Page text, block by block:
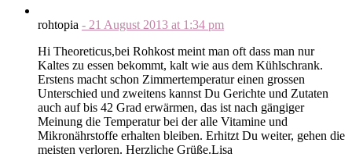
rohtopia - 21 August 2013 at 1:34 pm
Hi Theoreticus,bei Rohkost meint man oft dass man nur
Kaltes zu essen bekommt, kalt wie aus dem Kühlschrank.
Erstens macht schon Zimmertemperatur einen grossen
Unterschied und zweitens kannst Du Gerichte und Zutaten
auch auf bis 42 Grad erwärmen, das ist nach gängiger
Meinung die Temperatur bei der alle Vitamine und
Mikronährstoffe erhalten bleiben. Erhitzt Du weiter, gehen die
meisten verloren. Herzliche Grüße.Lisa